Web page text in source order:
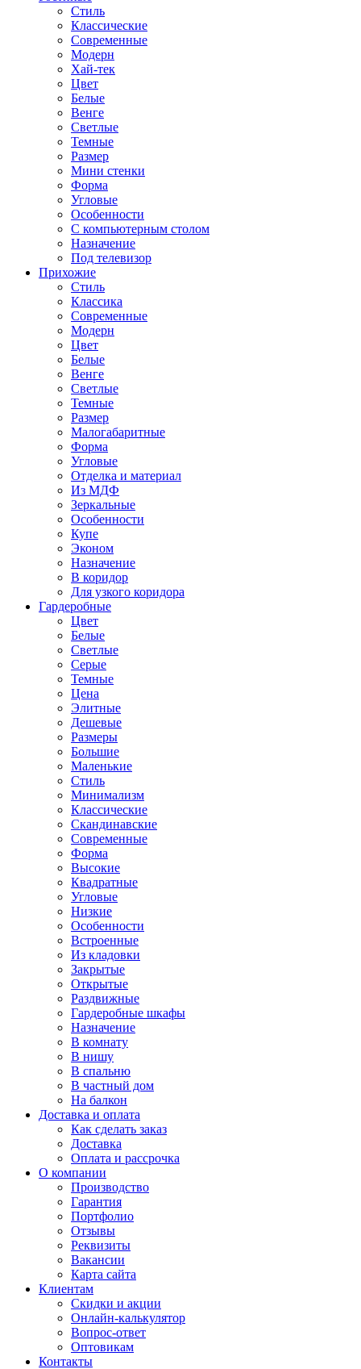
Стиль
Классические
Современные
Модерн
Хай-тек
Цвет
Белые
Венге
Светлые
Темные
Размер
Мини стенки
Форма
Угловые
Особенности
С компьютерным столом
Назначение
Под телевизор
Прихожие
Стиль
Классика
Современные
Модерн
Цвет
Белые
Венге
Светлые
Темные
Размер
Малогабаритные
Форма
Угловые
Отделка и материал
Из МДФ
Зеркальные
Особенности
Купе
Эконом
Назначение
В коридор
Для узкого коридора
Гардеробные
Цвет
Белые
Светлые
Серые
Темные
Цена
Элитные
Дешевые
Размеры
Большие
Маленькие
Стиль
Минимализм
Классические
Скандинавские
Современные
Форма
Высокие
Квадратные
Угловые
Низкие
Особенности
Встроенные
Из кладовки
Закрытые
Открытые
Раздвижные
Гардеробные шкафы
Назначение
В комнату
В нишу
В спальню
В частный дом
На балкон
Доставка и оплата
Как сделать заказ
Доставка
Оплата и рассрочка
О компании
Производство
Гарантия
Портфолио
Отзывы
Реквизиты
Вакансии
Карта сайта
Клиентам
Скидки и акции
Онлайн-калькулятор
Вопрос-ответ
Оптовикам
Контакты